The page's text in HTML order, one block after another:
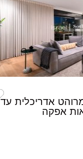
אדריכלית עד
אפקה